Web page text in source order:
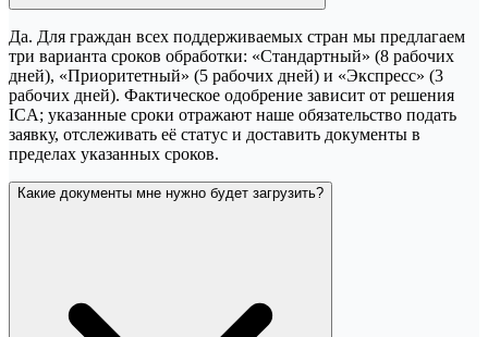
Да. Для граждан всех поддерживаемых стран мы предлагаем
три варианта сроков обработки: «Стандартный» (8 рабочих
дней), «Приоритетный» (5 рабочих дней) и «Экспресс» (3
рабочих дней). Фактическое одобрение зависит от решения
ICA; указанные сроки отражают наше обязательство подать
заявку, отслеживать её статус и доставить документы в
пределах указанных сроков.
Какие документы мне нужно будет загрузить?